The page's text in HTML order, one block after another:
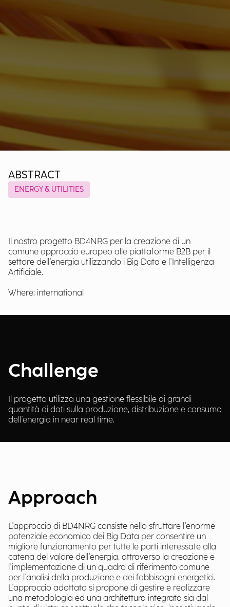
ABSTRACT
ENERGY & UTILITIES
Il nostro progetto BD4NRG per la creazione di un
comune approccio europeo alle piattaforme B2B per il
settore dell'energia utilizzando i Big Data e l'Intelligenza
Artificiale.
Where: international
Challenge
Il progetto utilizza una gestione flessibile di grandi
quantità di dati sulla produzione, distribuzione e consumo
dell'energia in near real time.
Approach
L'approccio di BD4NRG consiste nello sfruttare l'enorme
potenziale economico dei Big Data per consentire un
migliore funzionamento per tutte le parti interessate alla
catena del valore dell'energia, attraverso la creazione e
l'implementazione di un quadro di riferimento comune
per l'analisi della produzione e dei fabbisogni energetici.
L'approccio adottato si propone di gestire e realizzare
una metodologia ed una architettura integrata sia dal